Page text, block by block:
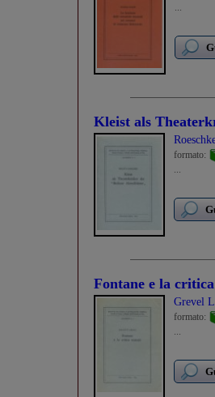
...
Kleist als
formato:
...
Fontane e la
Grevel
formato:
...